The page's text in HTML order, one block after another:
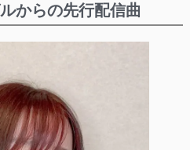
からの先行配信曲